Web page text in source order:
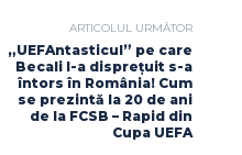
ARTICOLUL URMĂTOR
„UEFAntasticul” pe care
Becali l-a disprețuit s-a
întors în România! Cum
se prezintă la 20 de ani
de la FCSB – Rapid din
Cupa UEFA